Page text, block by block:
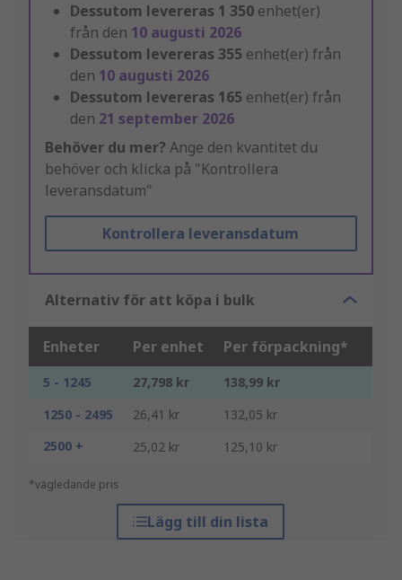
Dessutom levereras 1 350 enhet(er)
från den 10 augusti 2026
Dessutom levereras 355 enhet(er) från
den 10 augusti 2026
Dessutom levereras 165 enhet(er) från
den 21 september 2026
Behöver du mer? Ange den kvantitet du
behöver och klicka på "Kontrollera
leveransdatum"
Kontrollera leveransdatum
Alternativ för att köpa i bulk
Enheter Per enhet Per förpackning*
5 - 1245 27,798 kr
138,99 kr
1250 - 2495
26,41 kr
132,05 kr
2500 +
25,02 kr 125,10 kr
*vägledande pris
Lägg till din lista